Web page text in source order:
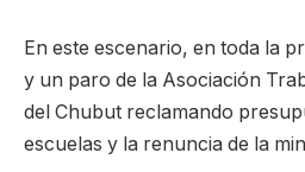
En este escenario, en toda la
y un paro de la Asociación
del Chubut reclamando
escuelas y la renuncia de la